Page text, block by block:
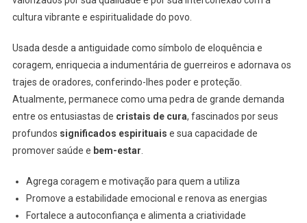
cultura vibrante e espiritualidade do povo.
Usada desde a antiguidade como símbolo de eloquência e
coragem, enriquecia a indumentária de guerreiros e adornava os
trajes de oradores, conferindo-lhes poder e proteção.
Atualmente, permanece como uma pedra de grande demanda
entre os entusiastas de cristais de cura, fascinados por seus
profundos significados espirituais e sua capacidade de
promover saúde e bem-estar
Agrega coragem e motivação para quem a utiliza
Promove a estabilidade emocional e renova as energias
Fortalece a autoconfiança e alimenta a criatividade